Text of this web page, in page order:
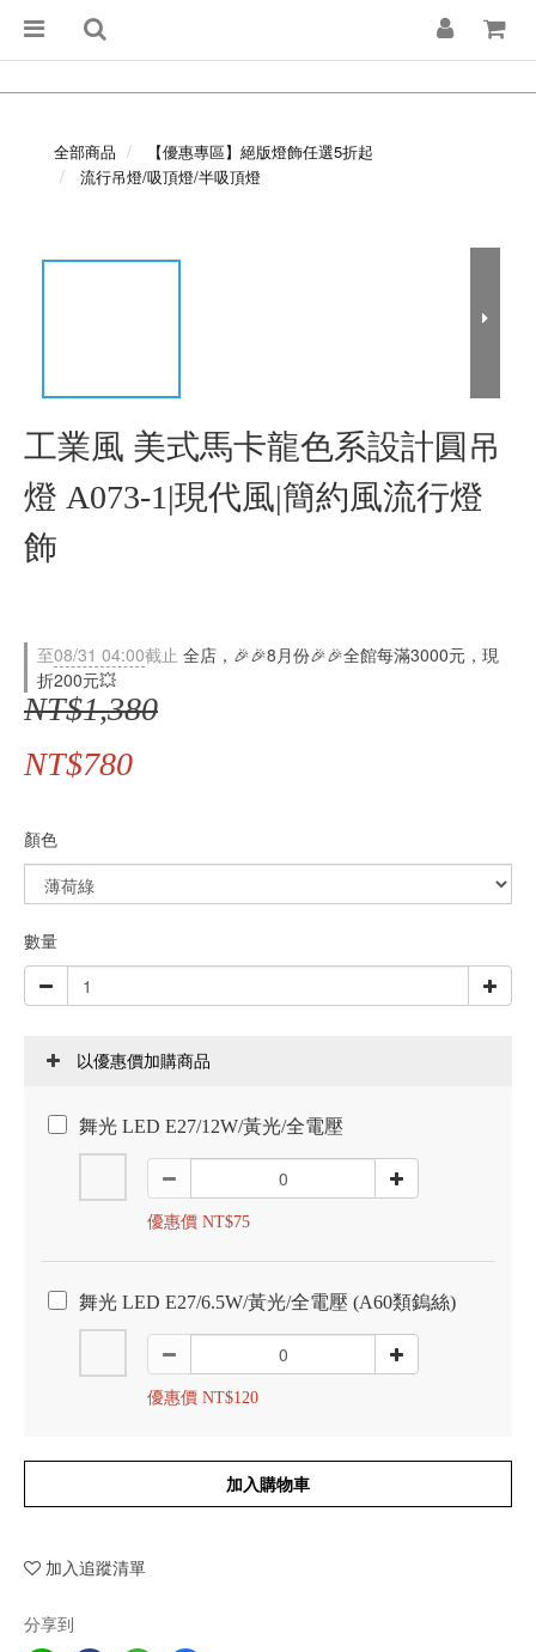
全部商品
【優惠專區】絕版燈飾任選5折起
流行吊燈/吸頂燈/半吸頂燈
工業風 美式馬卡龍色系設計圓吊
燈 A073-1|現代風|簡約風流行燈
飾
至08/31 04:00截止 全店，🎉🎉8月份🎉🎉全館每滿3000元，現
折200元💥
NT$1,380
NT$780
顏色
數量
以優惠價加購商品
舞光 LED E27/12W/黃光/全電壓
優惠價 NT$75
舞光 LED E27/6.5W/黃光/全電壓 (A60類鎢絲)
優惠價 NT$120
加入購物車
加入追蹤清單
分享到